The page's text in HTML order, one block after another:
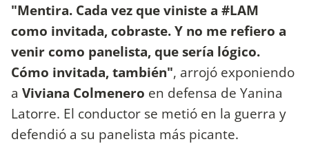
"Mentira. Cada vez que viniste a #LAM
como invitada, cobraste. Y no me refiero a
venir como panelista, que sería lógico.
Cómo invitada, también", arrojó exponiendo
a Viviana Colmenero en defensa de Yanina
Latorre. El conductor se metió en la guerra y
defendió a su panelista más picante.